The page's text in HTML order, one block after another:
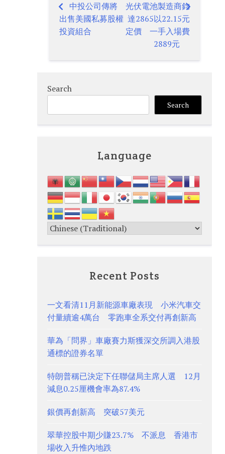
Post
navigation
中投公司傳將
出售美國私募股權
投資組合
光伏電池製造商鈞
達2865以22.15元
定價 一手入場費
2889元
Search
Search
Language
Recent Posts
一文看清11月新能源車廠表現 小米汽車交
付量續逾4萬台 零跑車全系交付再創新高
華為「問界」車廠賽力斯獲深交所調入港股
通標的證券名單
特朗普稱已決定下任聯儲局主席人選 12月
減息0.25厘機會率為87.4%
銀價再創新高 突破57美元
翠華控股中期少賺23.7% 不派息 香港市
場收入升惟內地跌